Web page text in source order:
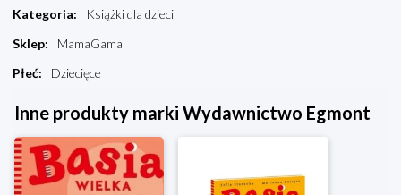
Kategoria:
Książki dla dzieci
Sklep:
MamaGama
Płeć: Dziecięce
Inne produkty marki Wydawnictwo Egmont